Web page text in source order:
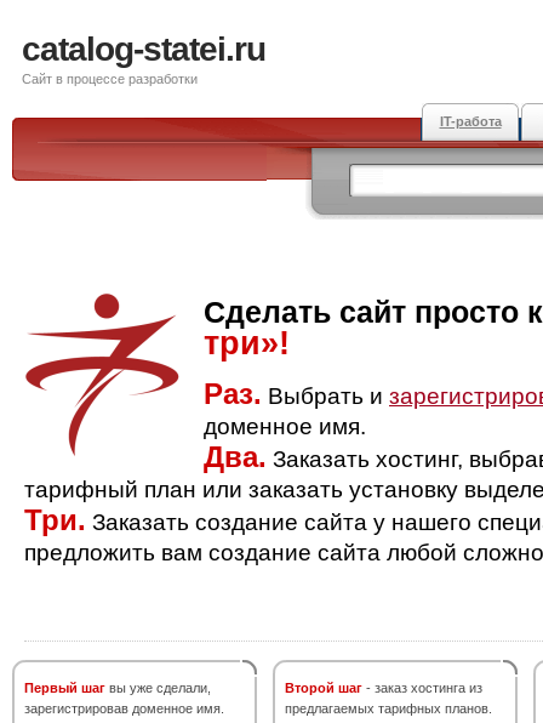
catalog-statei.ru
Сайт в процессе разработки
IT-работа
Сделать сайт просто
три»!
Раз. Выбрать и
доменное имя.
Два. Заказать хостинг,
тарифный план или заказать установку
Три. Заказать создание сайта у нашего
предложить вам создание сайта любой
Первый шаг вы уже сделали,
зарегистрировав доменное имя.
Второй шаг - заказ хостинга из
предлагаемых тарифных планов.